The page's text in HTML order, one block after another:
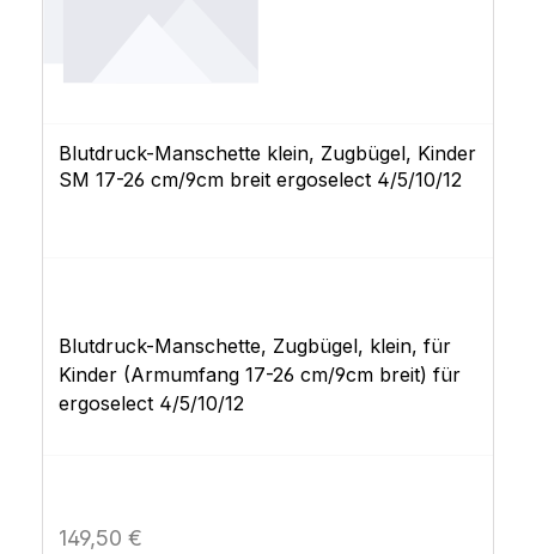
Blutdruck-Manschette klein, Zugbügel, Kinder
SM 17-26 cm/9cm breit ergoselect 4/5/10/12
Blutdruck-Manschette, Zugbügel, klein, für
Kinder (Armumfang 17-26 cm/9cm breit) für
ergoselect 4/5/10/12
Regulärer Preis:
149,50 €